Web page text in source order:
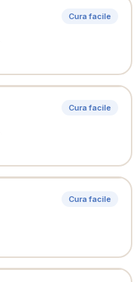
Cura facile
Cura facile
Cura facile